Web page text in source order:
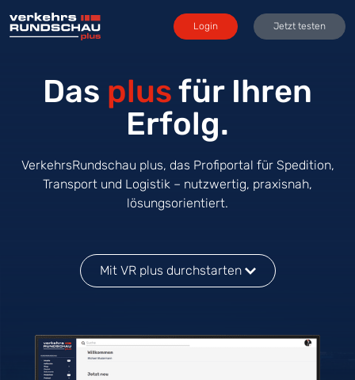
Login Jetzt testen
Das plusfür Ihren
Erfolg.
VerkehrsRundschau plus, das Profiportal für Spedition,
Transport und Logistik – nutzwertig, praxisnah,
lösungsorientiert.
Mit VR plus durchstarten